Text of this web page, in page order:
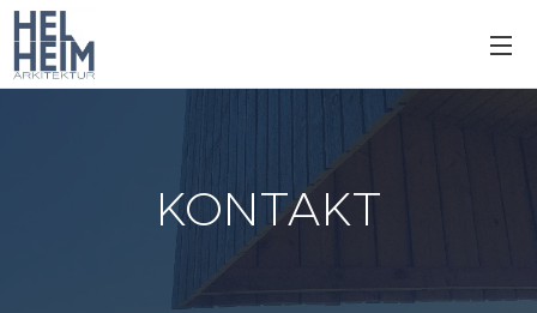
KONTAKT